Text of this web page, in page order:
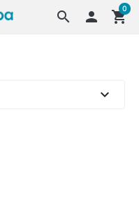
search  shopping_cart
0
expand_more